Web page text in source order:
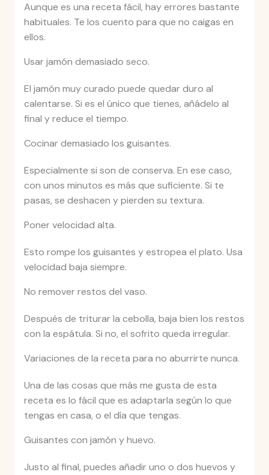
Aunque es una receta fácil, hay errores bastante
habituales. Te los cuento para que no caigas en
ellos.
Usar jamón demasiado seco.
El jamón muy curado puede quedar duro al
calentarse. Si es el único que tienes, añádelo al
final y reduce el tiempo.
Cocinar demasiado los guisantes.
Especialmente si son de conserva. En ese caso,
con unos minutos es más que suficiente. Si te
pasas, se deshacen y pierden su textura.
Poner velocidad alta.
Esto rompe los guisantes y estropea el plato. Usa
velocidad baja siempre.
No remover restos del vaso.
Después de triturar la cebolla, baja bien los restos
con la espátula. Si no, el sofrito queda irregular.
Variaciones de la receta para no aburrirte nunca.
Una de las cosas que más me gusta de esta
receta es lo fácil que es adaptarla según lo que
tengas en casa, o el día que tengas.
Guisantes con jamón y huevo.
Justo al final, puedes añadir uno o dos huevos y